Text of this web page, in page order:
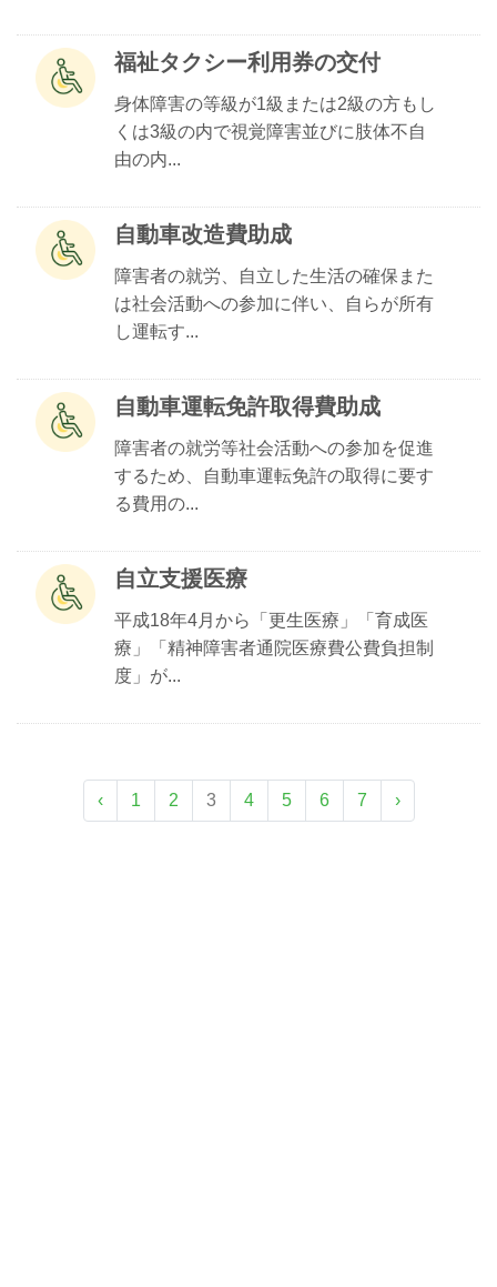
福祉タクシー利用券の交付
身体障害の等級が1級または2級の方もし
くは3級の内で視覚障害並びに肢体不自
由の内...
自動車改造費助成
障害者の就労、自立した生活の確保また
は社会活動への参加に伴い、自らが所有
し運転す...
自動車運転免許取得費助成
障害者の就労等社会活動への参加を促進
するため、自動車運転免許の取得に要す
る費用の...
自立支援医療
平成18年4月から「更生医療」「育成医
療」「精神障害者通院医療費公費負担制
度」が...
‹ 1 2 3 4 5 6 7 ›